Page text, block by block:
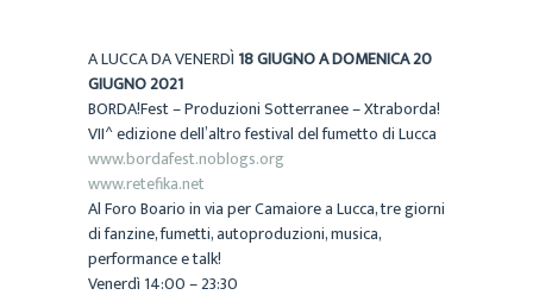
A LUCCA DA VENERDÌ 18 GIUGNO A DOMENICA 20
GIUGNO 2021
BORDA!Fest – Produzioni Sotterranee – Xtraborda!
VII^ edizione dell’altro festival del fumetto di Lucca
www.bordafest.noblogs.org
www.retefika.net
Al Foro Boario in via per Camaiore a Lucca, tre giorni
di fanzine, fumetti, autoproduzioni, musica,
performance e talk!
Venerdì 14:00 – 23:30